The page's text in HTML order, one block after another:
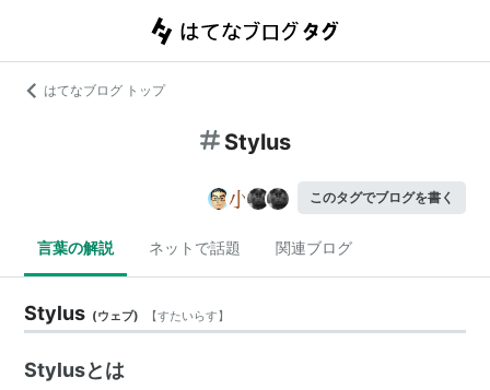
はてなブログ トップ
Stylus
このタグでブログを書く
言葉の解説 ネットで話題 関連ブログ
Stylus (ウェブ) 【すたいらす】
Stylusとは